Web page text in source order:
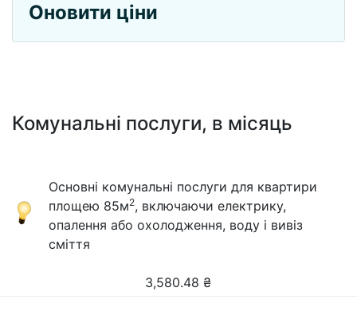
Оновити ціни
Комунальні послуги, в місяць
Основні комунальні послуги для квартири
площею 85м2, включаючи електрику,
опалення або охолодження, воду і вивіз
сміття
3,580.48 ₴